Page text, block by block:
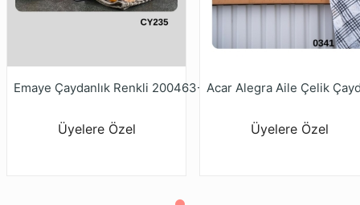
Emaye Çaydanlık Renkli 200463-200717-201297
Üyelere Özel Üyelere Özel